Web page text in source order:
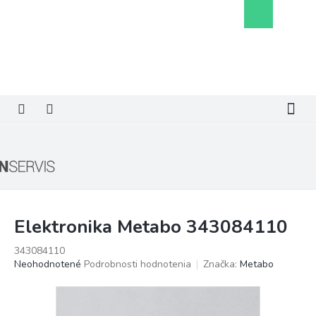
košík
Elektronika Metabo 343084110
343084110
Priemerné
Neohodnotené Podrobnosti hodnotenia Značka: Metabo